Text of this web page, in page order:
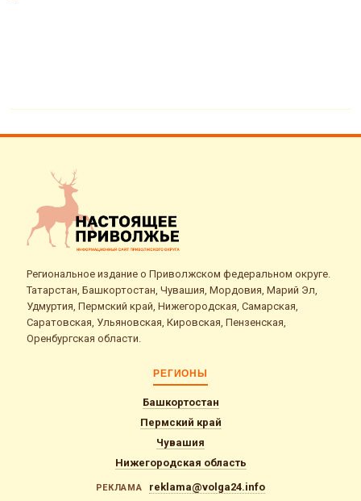
Региональное издание о Приволжском федеральном округе.
Татарстан, Башкортостан, Чувашия, Мордовия, Марий Эл,
Удмуртия, Пермский край, Нижегородская, Самарская,
Саратовская, Ульяновская, Кировская, Пензенская,
Оренбургская области.
РЕГИОНЫ
Башкортостан
Пермский край
Чувашия
Нижегородская область
РЕКЛАМА reklama@volga24.info